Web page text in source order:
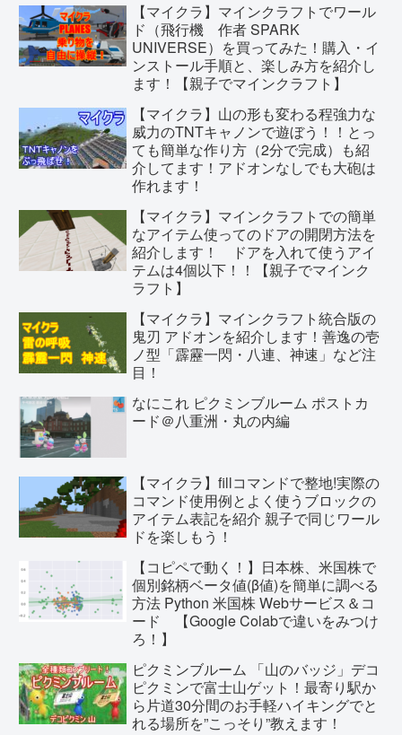
【マイクラ】マインクラフトでワール
ド（飛行機 作者 SPARK
UNIVERSE）を買ってみた！購入・イ
ンストール手順と、楽しみ方を紹介し
ます！【親子でマインクラフト】
【マイクラ】山の形も変わる程強力な
威力のTNTキャノンで遊ぼう！！とっ
ても簡単な作り方（2分で完成）も紹
介してます！アドオンなしでも大砲は
作れます！
【マイクラ】マインクラフトでの簡単
なアイテム使ってのドアの開閉方法を
紹介します！ ドアを入れて使うアイ
テムは4個以下！！【親子でマインク
ラフト】
【マイクラ】マインクラフト統合版の
鬼刃 アドオンを紹介します！善逸の壱
ノ型「霹靂一閃・八連、神速」など注
目！
なにこれ ピクミンブルーム ポストカ
ード＠八重洲・丸の内編
【マイクラ】fillコマンドで整地!実際の
コマンド使用例とよく使うブロックの
アイテム表記を紹介 親子で同じワール
ドを楽しもう！
【コピペで動く！】日本株、米国株で
個別銘柄ベータ値(β値)を簡単に調べる
方法 Python 米国株 Webサービス＆コ
ード 【Google Colabで違いをみつけ
ろ！】
ピクミンブルーム 「山のバッジ」デコ
ピクミンで富士山ゲット！最寄り駅か
ら片道30分間のお手軽ハイキングでと
れる場所を”こっそり”教えます！